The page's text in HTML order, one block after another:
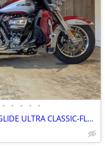
• • • • •
2019 HARLEY DAVIDSON TRI GLIDE ULTRA CLASSIC-FLHTCUTG